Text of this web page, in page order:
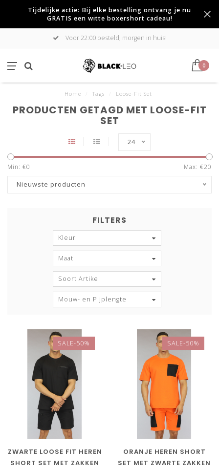
Tijdelijke actie: Bij elke bestelling ontvang je nu
GRATIS een witte boxershort cadeau!
Voor 22:00 besteld, morgen in huis!
0
Home Tags Loose-Fit Set
PRODUCTEN GETAGD MET LOOSE-FIT
SET
24
Min: €0 Max: €20
Nieuwste producten
FILTERS
Kleur
Maat
Soort Artikel
Mouw- en Pijplengte
SALE-50%
ZWARTE LOOSE FIT HEREN
SHORT SET MET ZAKKEN
SALE-50%
ORANJE HEREN SHORT
SET MET ZWARTE ZAKKEN